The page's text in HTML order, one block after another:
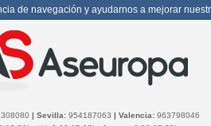
de navegación y ayudarnos a mejorar
| Sevilla: 954187063 | Valencia: 963798046